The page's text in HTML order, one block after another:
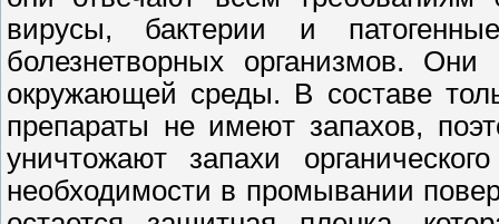
вирусы, бактерии и
болезнетворных организмов.
окружающей среды. В составе
препараты не имеют запахов,
уничтожают запахи
необходимости в промывании